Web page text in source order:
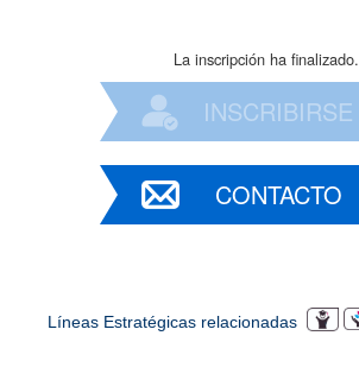
La inscripción ha finalizado.
INSCRIBIRSE
CONTACTO
Líneas Estratégicas relacionadas